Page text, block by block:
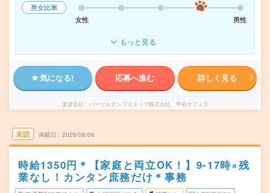
男女比率
女性
男性
もっと見る
気になる! 応募へ進む 詳しく見る
派遣会社 パーソルテンプスタッフ株式会社 甲府オフィス
未読 掲載日 2026/08/06
時給1350円＊【家庭と両立OK！】9‐17時×残
業なし！カンタン庶務だけ＊事務